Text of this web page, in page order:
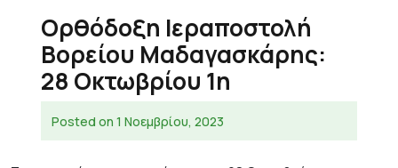
Ορθόδοξη Ιεραποστολή
Βορείου Μαδαγασκάρης:
28 Οκτωβρίου 1η
Posted on 1 Νοεμβρίου, 2023